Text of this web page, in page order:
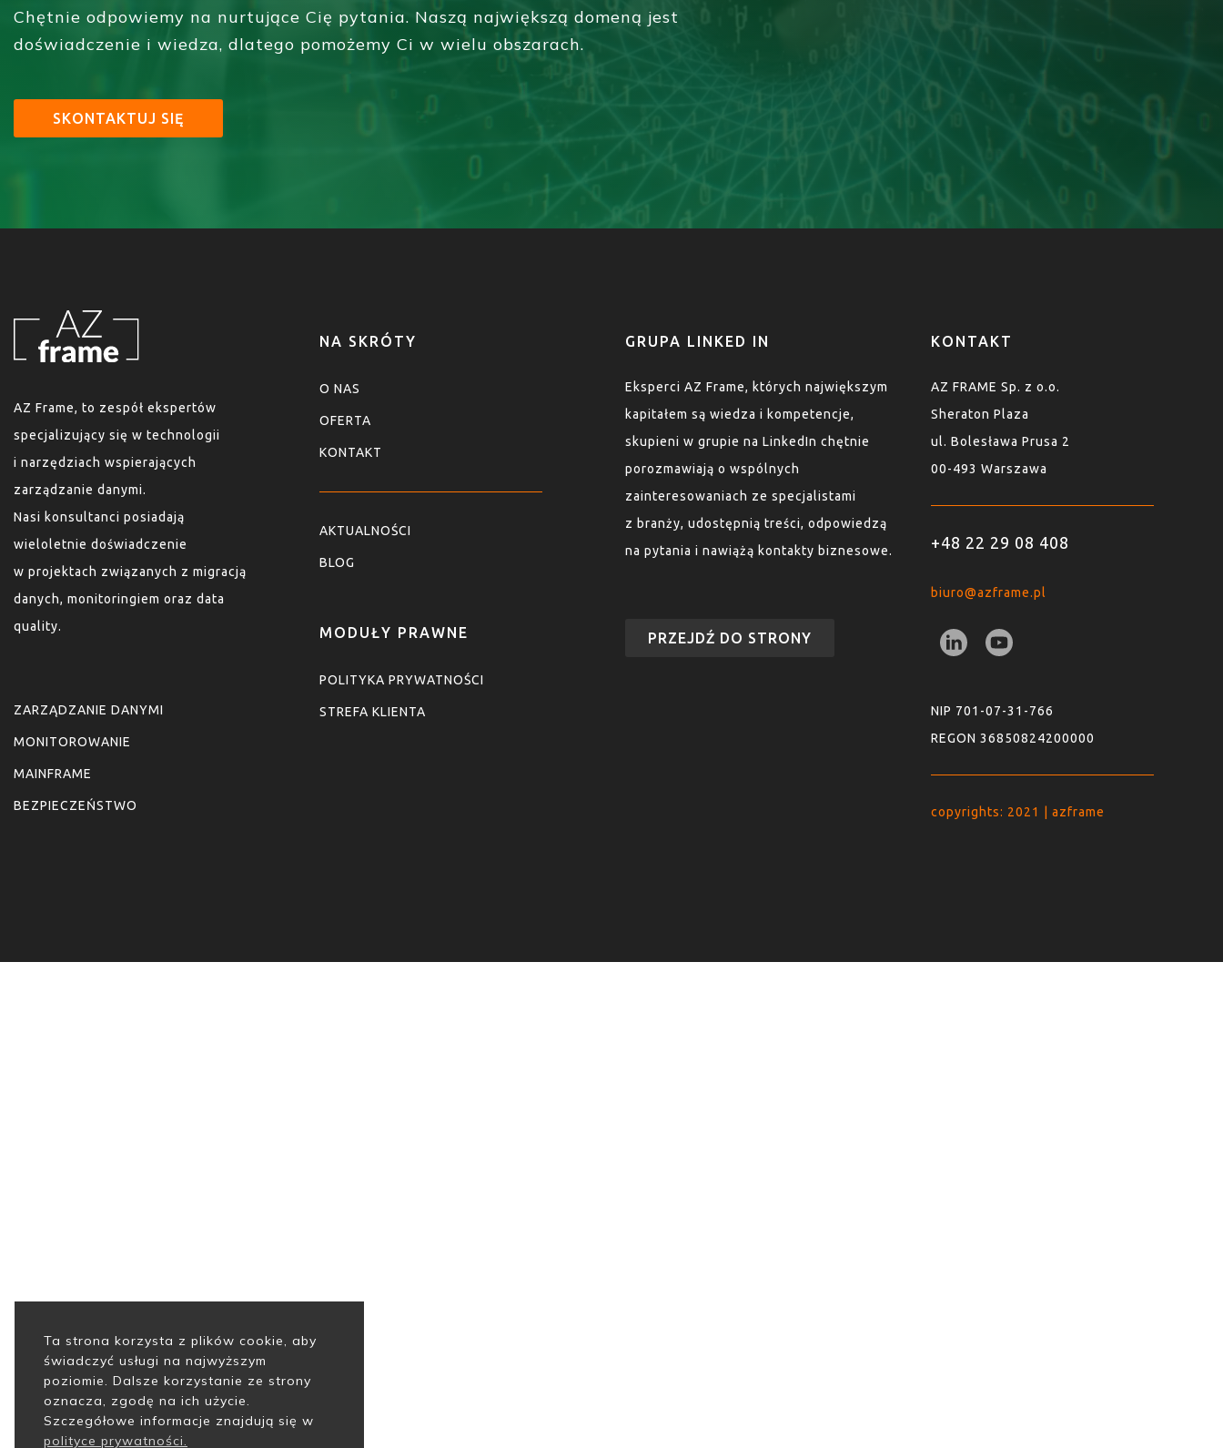
Chętnie odpowiemy na nurtujące Cię pytania. Naszą największą domeną jest
doświadczenie i wiedza, dlatego pomożemy Ci w wielu obszarach.
SKONTAKTUJ SIĘ
AZ Frame, to zespół ekspertów
specjalizujący się w technologii
i narzędziach wspierających
zarządzanie danymi.
Nasi konsultanci posiadają
wieloletnie doświadczenie
w projektach związanych z migracją
danych, monitoringiem oraz data
quality.
ZARZĄDZANIE DANYMI
MONITOROWANIE
MAINFRAME
BEZPIECZEŃSTWO
NA SKRÓTY
O NAS
OFERTA
KONTAKT
AKTUALNOŚCI
BLOG
MODUŁY PRAWNE
POLITYKA PRYWATNOŚCI
STREFA KLIENTA
GRUPA LINKED IN
Eksperci AZ Frame, których największym
kapitałem są wiedza i kompetencje,
skupieni w grupie na LinkedIn chętnie
porozmawiają o wspólnych
zainteresowaniach ze specjalistami
z branży, udostępnią treści, odpowiedzą
na pytania i nawiążą kontakty biznesowe.
PRZEJDŹ DO STRONY
KONTAKT
AZ FRAME Sp. z o.o.
Sheraton Plaza
ul. Bolesława Prusa 2
00-493 Warszawa
+48 22 29 08 408
biuro@azframe.pl
NIP 701-07-31-766
REGON 36850824200000
copyrights: 2021 | azframe
Ta strona korzysta z plików cookie, aby
świadczyć usługi na najwyższym
poziomie. Dalsze korzystanie ze strony
oznacza, zgodę na ich użycie.
Szczegółowe informacje znajdują się w
polityce prywatności.